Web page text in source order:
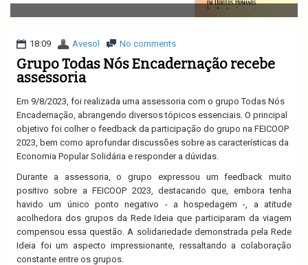
v
i
a
i
18:09 Avesol No comments
Grupo Todas Nós Encadernação recebe
assessoria
Em 9/8/2023, foi realizada uma assessoria com o grupo Todas Nós
Encadernação, abrangendo diversos tópicos essenciais. O principal
objetivo foi colher o feedback da participação do grupo na FEICOOP
2023, bem como aprofundar discussões sobre as características da
Economia Popular Solidária e responder a dúvidas.
Durante a assessoria, o grupo expressou um feedback muito
positivo sobre a FEICOOP 2023, destacando que, embora tenha
havido um único ponto negativo - a hospedagem -, a atitude
acolhedora dos grupos da Rede Ideia que participaram da viagem
compensou essa questão. A solidariedade demonstrada pela Rede
Ideia foi um aspecto impressionante, ressaltando a colaboração
constante entre os grupos.